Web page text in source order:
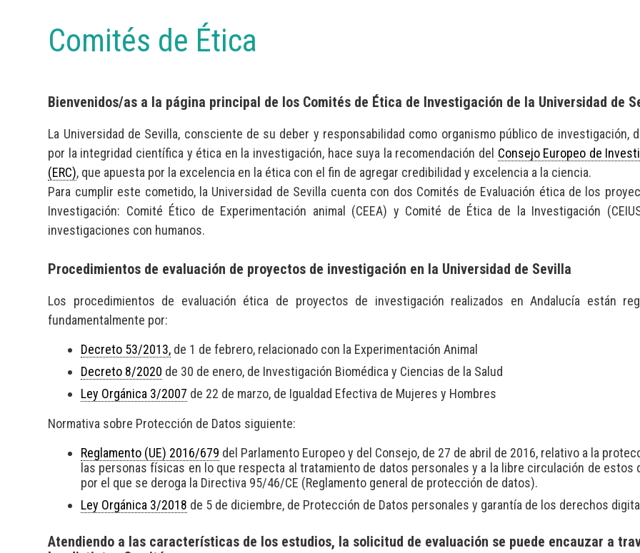
Comités de Ética
Bienvenidos/as a la página principal de los Comités de Ética de Investigación de la Universidad de
La Universidad de Sevilla, consciente de su deber y responsabilidad como organismo público de investigación,
por la integridad científica y ética en la investigación, hace suya la recomendación del Consejo Europeo de
(ERC), que apuesta por la excelencia en la ética con el fin de agregar credibilidad y excelencia a la ciencia.
Para cumplir este cometido, la Universidad de Sevilla cuenta con dos Comités de Evaluación ética de los
Investigación: Comité Ético de Experimentación animal (CEEA) y Comité de Ética de la Investigación
investigaciones con humanos.
Procedimientos de evaluación de proyectos de investigación en la Universidad de Sevilla
Los procedimientos de evaluación ética de proyectos de investigación realizados en Andalucía están
fundamentalmente por:
Decreto 53/2013,de 1 de febrero, relacionado con la Experimentación Animal
Decreto 8/2020 de 30 de enero, de Investigación Biomédica y Ciencias de la Salud
Ley Orgánica 3/2007 de 22 de marzo, de Igualdad Efectiva de Mujeres y Hombres
Normativa sobre Protección de Datos siguiente:
Reglamento (UE) 2016/679 del Parlamento Europeo y del Consejo, de 27 de abril de 2016, relativo a la
las personas físicas en lo que respecta al tratamiento de datos personales y a la libre circulación de estos
por el que se deroga la Directiva 95/46/CE (Reglamento general de protección de datos).
Ley Orgánica 3/2018 de 5 de diciembre, de Protección de Datos personales y garantía de los derechos
Atendiendo a las características de los estudios, la solicitud de evaluación se puede encauzar a